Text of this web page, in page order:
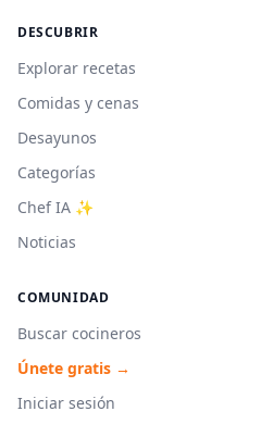
DESCUBRIR
Explorar recetas
Comidas y cenas
Desayunos
Categorías
Chef IA ✨
Noticias
COMUNIDAD
Buscar cocineros
Únete gratis →
Iniciar sesión